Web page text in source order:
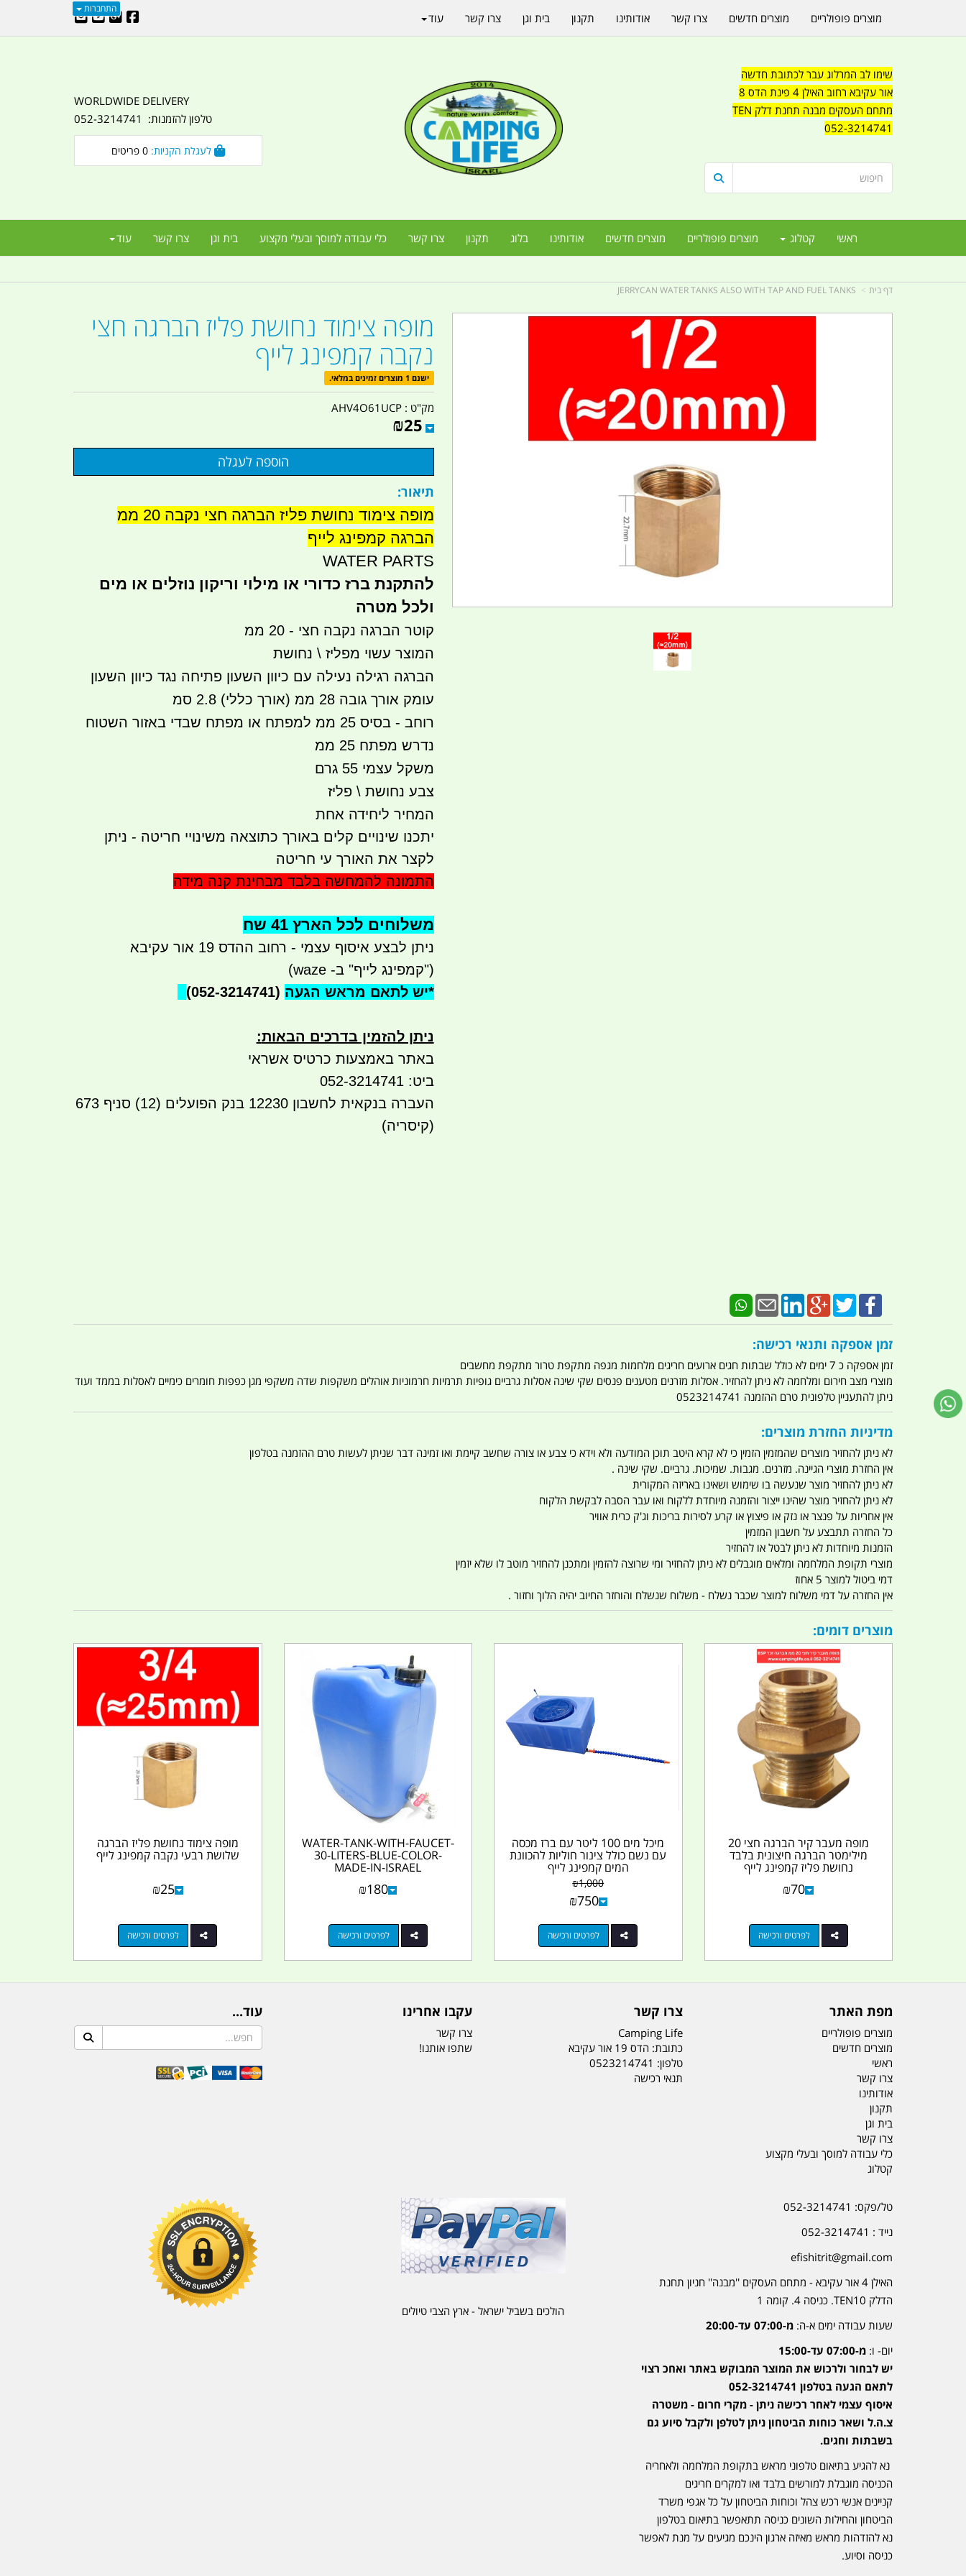
התחברות
שימו לב המרלוג עבר לכתובת חדשה
אור עקיבא רחוב האילן 4 פינת הדס 8
מתחם העסקים מבנה תחנת דלק TEN
052-3214741
WORLDWIDE DELIVERY
טלפון להזמנות: 052-3214741
0
ראשי קטלוג מוצרים פופולריים מוצרים חדשים אודותינו בלוג תקנון צרו קשר כלי עבודה למוסך ובעלי מקצוע בית וגן צרו קשר עוד
מוצרים פופולריים מוצרים חדשים צרו קשר אודותינו תקנון בית וגן צרו קשר עוד
דף בית JERRYCAN WATER TANKS ALSO WITH TAP AND FUEL TANKS
מופה צימוד נחושת פליז הברגה חצי
נקבה קמפינג לייף
ישנם 1 מוצרים זמינים במלאי.
מק"ט :AHV4O61UCP
₪25
תיאור:
מופה צימוד נחושת פליז הברגה חצי נקבה 20 ממ
הברגה קמפינג לייף
WATER PARTS
להתקנת ברז כדורי או מילוי וריקון נוזלים או מים
ולכל מטרה
קוטר הברגה נקבה חצי - 20 ממ
המוצר עשוי מפליז \ נחושת
הברגה רגילה נעילה עם כיוון השעון פתיחה נגד כיוון השעון
עומק אורך גובה 28 ממ (אורך כללי) 2.8 סמ
רוחב - בסיס 25 ממ למפתח או מפתח שבדי באזור השטוח
נדרש מפתח 25 ממ
משקל עצמי 55 גרם
צבע נחושת \ פליז
המחיר ליחידה אחת
יתכנו שינויים קלים באורך כתוצאה משינויי חריטה - ניתן
לקצר את האורך עי חריטה
התמונה להמחשה בלבד מבחינת קנה מידה
משלוחים לכל הארץ 41 שח
ניתן לבצע איסוף עצמי - רחוב ההדס 19 אור עקיבא
("קמפינג לייף" ב- waze)
*יש לתאם מראש הגעה (052-3214741)
ניתן להזמין בדרכים הבאות:
באתר באמצעות כרטיס אשראי
ביט: 052-3214741
העברה בנקאית לחשבון 12230 בנק הפועלים (12) סניף 673
(קיסריה)
זמן אספקה ותנאי רכישה:
זמן אספקה כ 7 ימים לא כולל שבתות חגים ארועים חריגים מלחמות מגפה מתקפת טרור מתקפת מחשבים
מוצרי מצב חירום ומלחמה לא ניתן להחזיר. אסלות מזרנים מטענים פנסים שקי שינה אסלות גרביים גופיות תרמיות חרמוניות אוהלים משקפות שדה משקפי מגן כפפות חומרים כימיים לאסלות בממד ועוד
ניתן להתעניין טלפונית טרם ההזמנה 0523214741
מדיניות החזרת מוצרים:
לא ניתן להחזיר מוצרים שהמזמין הזמין כי לא קרא היטב תוכן המודעה ולא וידא כי צבע או צורה שחשב קיימת ואו זמינה דבר שניתן לעשות טרם ההזמנה בטלפון
אין החזרת מוצרי הגיינה. מזרנים. מגבות. שמיכות. גרביים. שקי שינה .
לא ניתן להחזיר מוצר שנעשה בו שימוש ושאינו באריזה המקורית
לא ניתן להחזיר מוצר שהינו ייצור והזמנה מיוחדת ללקוח ואו עבר הסבה לבקשת הלקוח
אין אחריות על פנצר או נזק או פיצוץ או קרע לסירות בריכות וג'ק כרית אוויר
כל החזרה תתבצע על חשבון המזמין
הזמנות מיוחדות לא ניתן לבטל או להחזיר
מוצרי תקופת המלחמה ומלאים מוגבלים לא ניתן להחזיר ומי שרוצה להזמין ומתכנן להחזיר מוטב לו שלא יזמין
דמי ביטול למוצר 5 אחוז
אין החזרה על דמי משלוח למוצר שכבר נשלח - משלוח שנשלח והוחזר החיוב יהיה הלוך וחזור .
מוצרים דומים:
מופה מעבר קיר הברגה חצי 20
מילימטר הברגה חיצונית בלבד
נחושת פליז קמפינג לייף
₪70
לפרטים ורכישה
מיכל מים 100 ליטר עם ברז מכסה
עם נשם כולל צינור חוליות להכוונת
המים קמפינג לייף
₪1,000
₪750
לפרטים ורכישה
WATER-TANK-WITH-FAUCET-
30-LITERS-BLUE-COLOR-
MADE-IN-ISRAEL
₪180
לפרטים ורכישה
מופה צימוד נחושת פליז הברגה
שלושת רבעי נקבה קמפינג לייף
₪25
לפרטים ורכישה
מפת האתר
מוצרים פופולריים
מוצרים חדשים
ראשי
צרו קשר
אודותינו
תקנון
בית וגן
צרו קשר
כלי עבודה למוסך ובעלי מקצוע
קטלוג
צרו קשר
Camping Life
כתובת: הדס 19 אור עקיבא
טלפון: 0523214741
תנאי רכישה
עקבו אחרינו
צרו קשר
שתפו אותנו!
עוד...
טל/פקס: 052-3214741
נייד : 052-3214741
efishitrit@gmail.com
האילן 4 אור עקיבא - מתחם העסקים ''מבנה'' חניון תחנת
הדלק TEN10. כניסה 4. קומה 1
שעות עבודה ימים א-ה: מ-07:00 עד-20:00
יום- ו: מ-07:00 עד-15:00
יש לבחור ולרכוש את המוצר המבוקש באתר ואחכ רצוי
לתאם הגעה בטלפון 052-3214741
איסוף עצמי לאחר רכישה ניתן - מקרי חרום - משטרה
צ.ה.ל ושאר כוחות הביטחון ניתן לטלפן ולקבל סיוע גם
בשבתות וחגים.
נא להגיע בתיאום טלפוני מראש בתקופת המלחמה ולאחריה
הכניסה מוגבלת למורשים בלבד ואו למקרים חריגים
קניינים אנשי רכש צהל וכוחות הביטחון על כל אגפי משרד
הביטחון והחילות השונים כניסה תתאפשר בתיאום בטלפון
נא להזדהות מראש מאיזה ארגון הינכם מגיעים על מנת לאפשר
כניסה וסיוע.
הולכים בשביל ישראל - ארץ הצבי טיולים